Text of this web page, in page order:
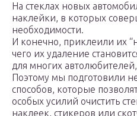
На стеклах новых
наклейки, в которых
необходимости.
И конечно, приклеили их
чего их удаление
для многих
Поэтому мы подготовили
способов, которые
особых усилий очистить
наклеек, стикеров или